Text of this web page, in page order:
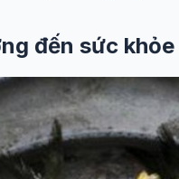
đến sức